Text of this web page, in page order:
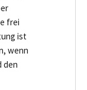
frei
ist
wenn
den